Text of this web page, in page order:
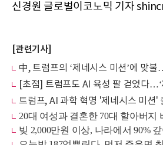
신경원 글로벌이코노믹 기자
[관련기사]